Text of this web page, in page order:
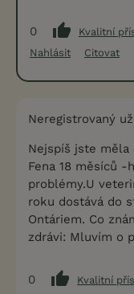
0
Kvalitní
Nahlásit
Citovat
Neregistrovaný
Nejspíš jste měla
Fena 18 měsíců -
problémy.U
roku dostává do
Ontáriem. Co
zdrávi: Mluvím o
0
Kvalitní